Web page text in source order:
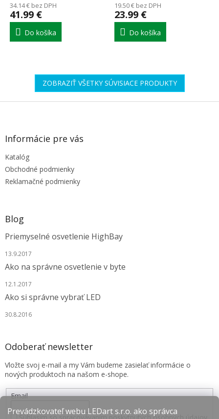
Prevádzkovateľ webu LEDart s.r.o. ako správca
34.14 € bez DPH
41.99 €
Do košíka
19.50 € bez DPH
23.99 €
Do košíka
ZOBRAZIŤ VŠETKY SÚVISIACE PRODUKTY
Z
Informácie pre vás
Katalóg
Obchodné podmienky
Reklamačné podmienky
Blog
Priemyselné osvetlenie HighBay
13.9.2017
Ako na správne osvetlenie v byte
12.1.2017
Ako si správne vybrať LED
30.8.2016
Odoberať newsletter
Vložte svoj e-mail a my Vám budeme zasielať informácie o
nových produktoch na našom e-shope.
Email